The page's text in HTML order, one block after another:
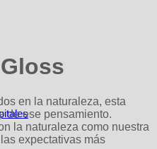
en la naturaleza, esta
de ese pensamiento.
la naturaleza como nuestra
expectativas más